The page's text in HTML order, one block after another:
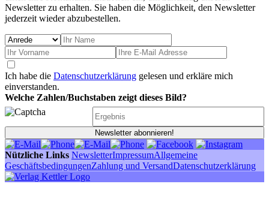
Newsletter zu erhalten. Sie haben die Möglichkeit, den Newsletter
jederzeit wieder abzubestellen.
Ich habe die Datenschutzerklärung gelesen und erkläre mich
einverstanden.
Welche Zahlen/Buchstaben zeigt dieses Bild?
Newsletter abonnieren!
Nützliche Links NewsletterImpressumAllgemeine
GeschäftsbedingungenZahlung und VersandDatenschutzerklärung